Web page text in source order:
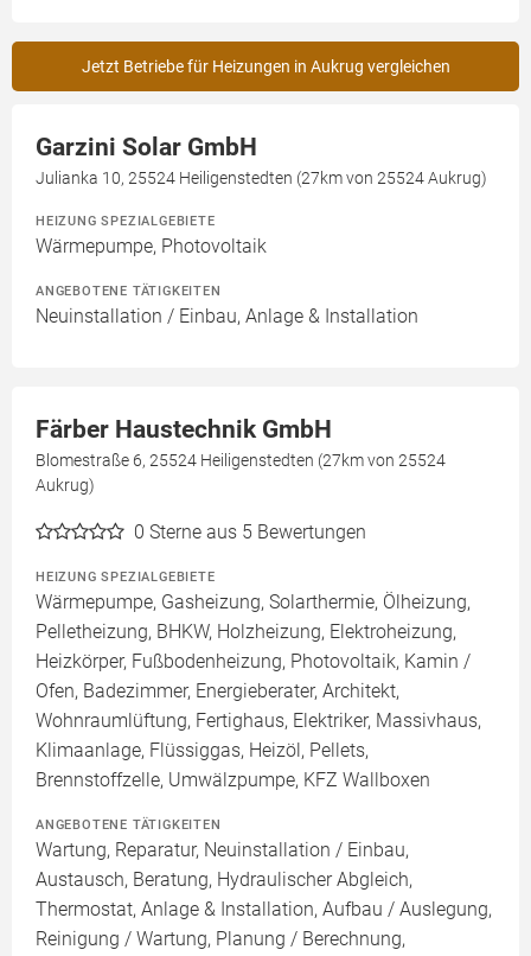
Jetzt Betriebe für Heizungen in Aukrug vergleichen
Garzini Solar GmbH
Julianka 10, 25524 Heiligenstedten (27km von 25524 Aukrug)
HEIZUNG SPEZIALGEBIETE
Wärmepumpe, Photovoltaik
ANGEBOTENE TÄTIGKEITEN
Neuinstallation / Einbau, Anlage & Installation
Färber Haustechnik GmbH
Blomestraße 6, 25524 Heiligenstedten (27km von 25524
Aukrug)
0 Sterne aus 5 Bewertungen
HEIZUNG SPEZIALGEBIETE
Wärmepumpe, Gasheizung, Solarthermie, Ölheizung,
Pelletheizung, BHKW, Holzheizung, Elektroheizung,
Heizkörper, Fußbodenheizung, Photovoltaik, Kamin /
Ofen, Badezimmer, Energieberater, Architekt,
Wohnraumlüftung, Fertighaus, Elektriker, Massivhaus,
Klimaanlage, Flüssiggas, Heizöl, Pellets,
Brennstoffzelle, Umwälzpumpe, KFZ Wallboxen
ANGEBOTENE TÄTIGKEITEN
Wartung, Reparatur, Neuinstallation / Einbau,
Austausch, Beratung, Hydraulischer Abgleich,
Thermostat, Anlage & Installation, Aufbau / Auslegung,
Reinigung / Wartung, Planung / Berechnung,